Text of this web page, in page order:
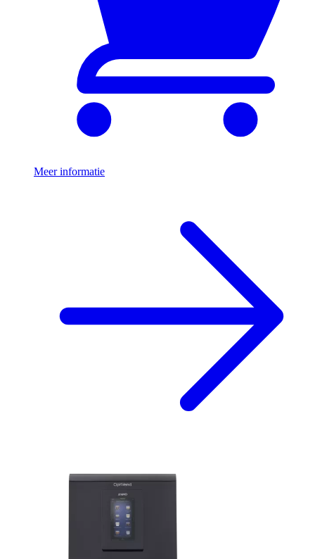
Meer informatie